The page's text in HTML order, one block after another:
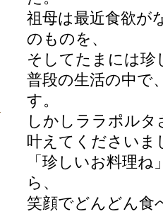
祖母は最近食欲が
のものを、
そしてたまには珍
普段の生活の中で
す。
しかしララポル
叶えてくださいま
「珍しいお料理
ら、
笑顔でどんどん食